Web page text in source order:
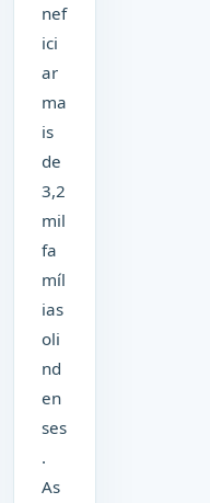
nef
ici
ar
ma
is
de
3,2
mil
fa
míl
ias
oli
nd
en
ses
.
As